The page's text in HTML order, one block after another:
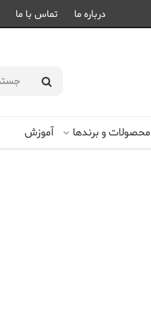
درباره ما تماس با ما
محصولات و برندها آموزش